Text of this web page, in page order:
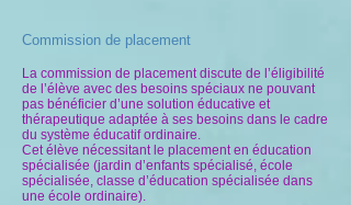
Commission de placement
La commission de placement discute de l’éligibilité
de l’élève avec des besoins spéciaux ne pouvant
pas bénéficier d’une solution éducative et
thérapeutique adaptée à ses besoins dans le cadre
du système éducatif ordinaire.
Cet élève nécessitant le placement en éducation
spécialisée (jardin d’enfants spécialisé, école
spécialisée, classe d’éducation spécialisée dans
une école ordinaire).